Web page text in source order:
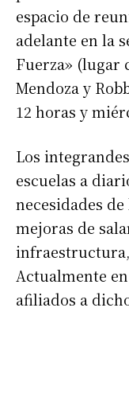
Dirección de
Nombre
Apellidos
Número de
espacio de
adelante en la
Fuerza» (lugar
Mendoza y
12 horas y
Los
escuelas a
necesidades
mejoras de
Actualmente
afiliados a